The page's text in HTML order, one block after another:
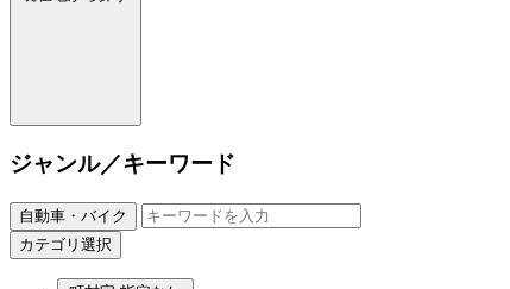
ジャンル／キーワード
自動車・バイク
カテゴリ選択